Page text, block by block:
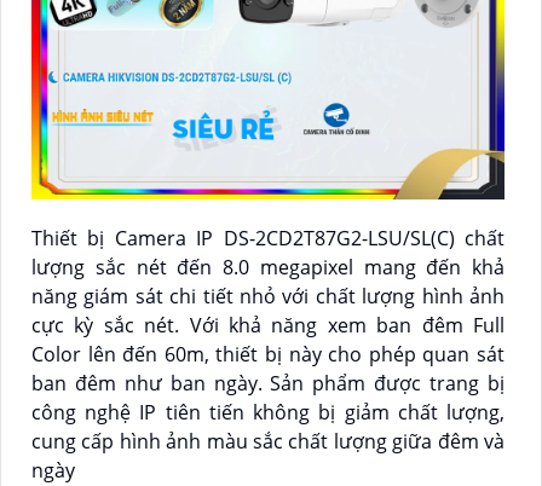
Thiết bị Camera IP DS-2CD2T87G2-LSU/SL(C) chất
lượng sắc nét đến 8.0 megapixel mang đến khả
năng giám sát chi tiết nhỏ với chất lượng hình ảnh
cực kỳ sắc nét. Với khả năng xem ban đêm Full
Color lên đến 60m, thiết bị này cho phép quan sát
ban đêm như ban ngày. Sản phẩm được trang bị
công nghệ IP tiên tiến không bị giảm chất lượng,
cung cấp hình ảnh màu sắc chất lượng giữa đêm và
ngày